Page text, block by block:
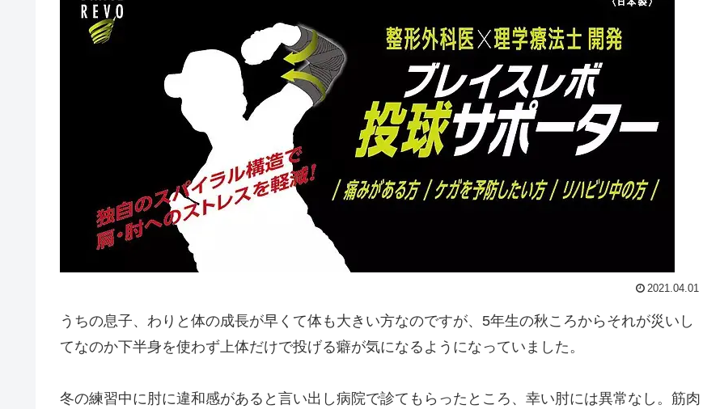
2021.04.01
うちの息子、わりと体の成長が早くて体も大きい方なのですが、5年生の秋ころからそれが災いし
てなのか下半身を使わず上体だけで投げる癖が気になるようになっていました。
冬の練習中に肘に違和感があると言い出し病院で診てもらったところ、幸い肘には異常なし。筋肉